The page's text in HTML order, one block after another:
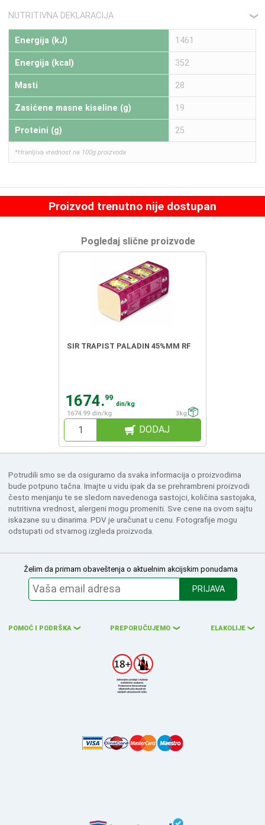
NUTRITIVNA DEKLARACIJA ❮
Energija (kJ) 1461
Energija (kcal) 352
Masti 28
Zasićene masne kiseline (g) 19
Proteini (g) 25
*Hranljiva vrednost na 100g proizvoda
Proizvod trenutno nije dostupan
Pogledaj slične proizvode
SIR TRAPIST PALADIN 45%MM RF
1674.99
din/kg
1674.99 din/kg
3kg
DODAJ
Potrudili smo se da osiguramo da svaka informacija o proizvodima
bude potpuno tačna. Imajte u vidu ipak da se prehrambreni proizvodi
često menjanju te se sledom navedenoga sastojci, količina sastojaka,
nutritivna vrednost, alergeni mogu promeniti. Sve cene na ovom sajtu
iskazane su u dinarima. PDV je uračunat u cenu. Fotografije mogu
odstupati od stvarnog izgleda proizvoda.
Želim da primam obaveštenja o aktuelnim akcijskim ponudama
PRIJAVA
POMOĆ I PODRŠKA ❮ PREPORUČUJEMO ❮ ELAKOLIJE ❮